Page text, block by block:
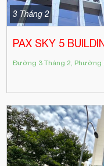
3 Tháng 2
PAX SKY 5
Đường 3 Tháng 2, Phường